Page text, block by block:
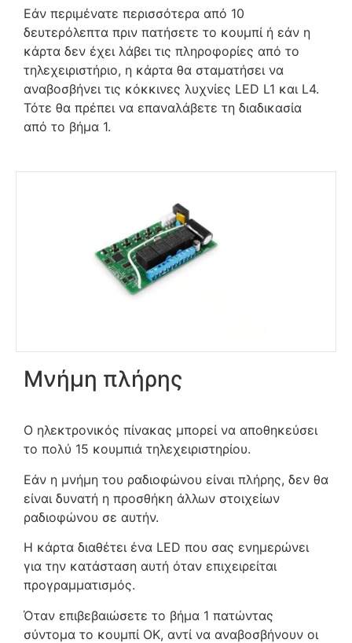
Εάν περιμένατε περισσότερα από 10
δευτερόλεπτα πριν πατήσετε το κουμπί ή εάν η
κάρτα δεν έχει λάβει τις πληροφορίες από το
τηλεχειριστήριο, η κάρτα θα σταματήσει να
αναβοσβήνει τις κόκκινες λυχνίες LED L1 και L4.
Τότε θα πρέπει να επαναλάβετε τη διαδικασία
από το βήμα 1.
Μνήμη πλήρης
Ο ηλεκτρονικός πίνακας μπορεί να αποθηκεύσει
το πολύ 15 κουμπιά τηλεχειριστηρίου.
Εάν η μνήμη του ραδιοφώνου είναι πλήρης, δεν θα
είναι δυνατή η προσθήκη άλλων στοιχείων
ραδιοφώνου σε αυτήν.
Η κάρτα διαθέτει ένα LED που σας ενημερώνει
για την κατάσταση αυτή όταν επιχειρείται
προγραμματισμός.
Όταν επιβεβαιώσετε το βήμα 1 πατώντας
σύντομα το κουμπί OK, αντί να αναβοσβήνουν οι